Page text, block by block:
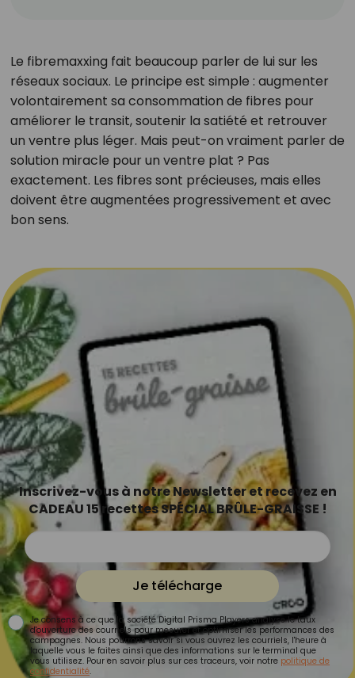
Le fibremaxxing fait beaucoup parler de lui sur les
réseaux sociaux. Le principe est simple : augmenter
volontairement sa consommation de fibres pour
améliorer le transit, soutenir la satiété et retrouver
un ventre plus léger. Mais peut-on vraiment parler de
solution miracle pour un ventre plat ? Pas
exactement. Les fibres sont précieuses, mais elles
doivent être augmentées progressivement et avec
bon sens.
Inscrivez-vous à notre Newsletter et recevez en
CADEAU 15 recettes SPÉCIAL BRÛLE-GRAISSE !
Je télécharge
Je consens à ce que la société Digital Prisma Players analyse le taux
d'ouverture des courriels pour mesurer et optimiser les performances des
campagnes. Nous pourrons savoir si vous ouvrez les courriels, l'heure à
laquelle vous le faites ainsi que des informations sur le terminal que
vous utilisez. Pour en savoir plus sur ces traceurs, voir notre politique de
confidentialité.